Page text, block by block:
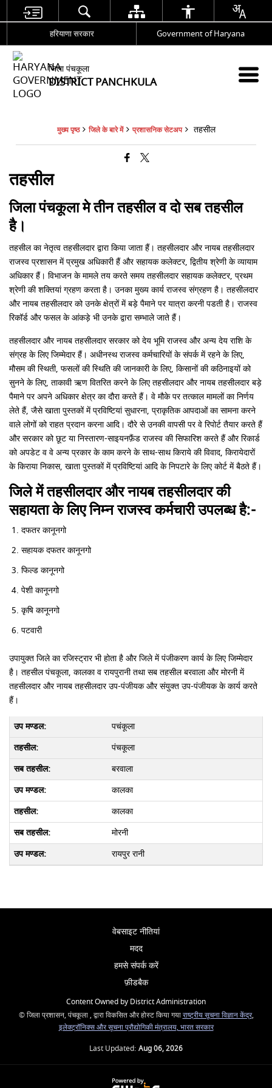
हरियाणा सरकार Government of Haryana
जिला पंचकूला
DISTRICT PANCHKULA
मुख्य पृष्ठ जिले के बारे में प्रशासनिक सेटअप तहसील
तहसील
जिला पंचकूला मे तीन तहसील व दो सब तहसील
है।
तहसील का नेतृत्व तहसीलदार द्वारा किया जाता हैं। तहसीलदार और नायब तहसीलदार
राजस्व प्रशासन में प्रमुख अधिकारी हैं और सहायक कलेक्टर, द्वितीय श्रेणी के व्यायाम
अधिकार हैं। विभाजन के मामले तय करते समय तहसीलदार सहायक कलेक्टर, प्रथम
श्रेणी की शक्तियां ग्रहण करता है। उनका मुख्य कार्य राजस्व संग्रहण है। तहसीलदार
और नायब तहसीलदार को उनके क्षेत्रों में बड़े पैमाने पर यात्रा करनी पडती है। राजस्व
रिकॉर्ड और फसल के आंकड़े भी उनके द्वारा सम्भाले जाते हैं।
तहसीलदार और नायब तहसीलदार सरकार को देय भूमि राजस्व और अन्य देय राशि के
संग्रह के लिए जिम्मेदार हैं। अधीनस्थ राजस्व कर्मचारियों के संपर्क में रहने के लिए,
मौसम की स्थिती, फसलों की स्थिति की जानकारी के लिए, किसानों की कठिनाइयों को
सुनने के लिए, ताकावी ऋण वितरित करने के लिए तहसीलदार और नायब तहसीलदार बड़े
पैमाने पर अपने अधिकार क्षेत्र का दौरा करते हैं। वे मौके पर तत्काल मामलों का निर्णय
लेते हैं, जैसे खाता पुस्तकों में प्रविष्टियां सुधारना, प्राकृतिक आपदाओं का सामना करने
वाले लोगों को राहत प्रदान करना आदि। दौरे से उनकी वापसी पर वे रिपोर्ट तैयार करते हैं
और सरकार को छूट या निस्तारण-साइयनफ़ैंड राजस्व की सिफारिश करते हैं और रिकार्ड
को अपडेट व वे अन्य प्रकार के काम करने के साथ-साथ किराये की विवाद, किरायेदारों
के किराया निकास, खाता पुस्तकों में प्रविष्टियां आदि के निपटारे के लिए कोर्ट में बैठते हैं।
जिले में तहसीलदार और नायब तहसीलदार की
सहायता के लिए निम्न राजस्व कर्मचारी उपलब्ध है:-
दफतर कानूनगो
सहायक दफतर कानूनगो
फिल्ड कानूनगो
पेशी कानूनगो
कृषि कानूनगो
पटवारी
उपायुक्त जिले का रजिस्ट्रार भी होता है और जिले में पंजीकरण कार्य के लिए जिम्मेदार
है। तहसील पंचकूला, कालका व रायपुरानी तथा सब तहसील बरवाला और मोरनी में
तहसीलदार और नायब तहसीलदार उप-पंजीयक और संयुक्त उप-पंजीयक के कार्य करते
हैं।
पचंकूला
पंचकूला
बरवाला
कालका
कालका
मोरनी
रायपुर रानी
वेबसाइट नीतियां
मदद
हमसे संपर्क करें
फ़ीडबैक
Content Owned by District Administration
© जिला प्रशासन, पंचकूला , द्वारा विकसित और होस्ट किया गयाराष्ट्रीय सूचना विज्ञान केंद्र,
इलेक्ट्रॉनिक्स और सूचना प्रौद्योगिकी मंत्रालय, भारत सरकार
Last Updated: Aug 06, 2026